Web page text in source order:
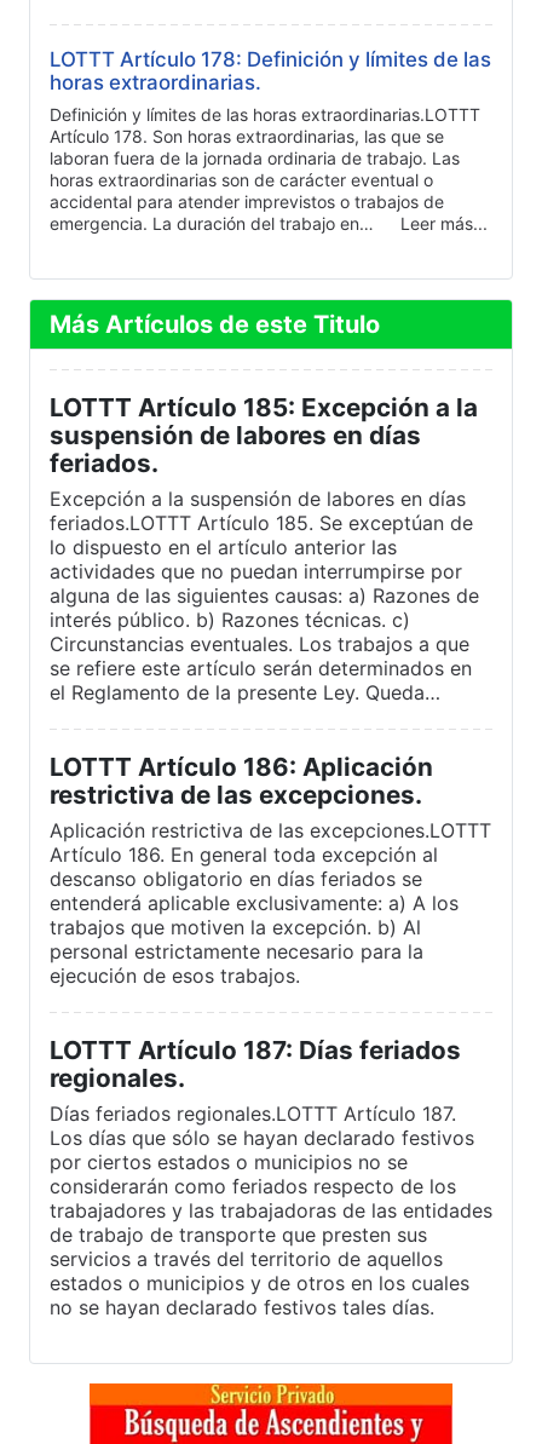
LOTTT Artículo 178: Definición y límites de las
horas extraordinarias.
Definición y límites de las horas extraordinarias.LOTTT
Artículo 178. Son horas extraordinarias, las que se
laboran fuera de la jornada ordinaria de trabajo. Las
horas extraordinarias son de carácter eventual o
accidental para atender imprevistos o trabajos de
emergencia. La duración del trabajo en…
Leer más...
Más Artículos de este Titulo
LOTTT Artículo 185: Excepción a la
suspensión de labores en días
feriados.
Excepción a la suspensión de labores en días
feriados.LOTTT Artículo 185. Se exceptúan de
lo dispuesto en el artículo anterior las
actividades que no puedan interrumpirse por
alguna de las siguientes causas: a) Razones de
interés público. b) Razones técnicas. c)
Circunstancias eventuales. Los trabajos a que
se refiere este artículo serán determinados en
el Reglamento de la presente Ley. Queda…
LOTTT Artículo 186: Aplicación
restrictiva de las excepciones.
Aplicación restrictiva de las excepciones.LOTTT
Artículo 186. En general toda excepción al
descanso obligatorio en días feriados se
entenderá aplicable exclusivamente: a) A los
trabajos que motiven la excepción. b) Al
personal estrictamente necesario para la
ejecución de esos trabajos.
LOTTT Artículo 187: Días feriados
regionales.
Días feriados regionales.LOTTT Artículo 187.
Los días que sólo se hayan declarado festivos
por ciertos estados o municipios no se
considerarán como feriados respecto de los
trabajadores y las trabajadoras de las entidades
de trabajo de transporte que presten sus
servicios a través del territorio de aquellos
estados o municipios y de otros en los cuales
no se hayan declarado festivos tales días.